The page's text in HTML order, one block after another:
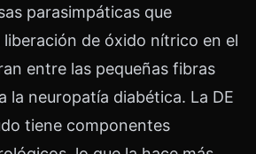
parasimpáticas que
liberación de óxido nítrico en el
entre las pequeñas fibras
la neuropatía diabética. La DE
tiene componentes